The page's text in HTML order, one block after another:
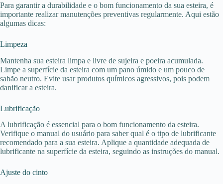
Para garantir a durabilidade e o bom funcionamento da sua esteira, é
importante realizar manutenções preventivas regularmente. Aqui estão
algumas dicas:
Limpeza
Mantenha sua esteira limpa e livre de sujeira e poeira acumulada.
Limpe a superfície da esteira com um pano úmido e um pouco de
sabão neutro. Evite usar produtos químicos agressivos, pois podem
danificar a esteira.
Lubrificação
A lubrificação é essencial para o bom funcionamento da esteira.
Verifique o manual do usuário para saber qual é o tipo de lubrificante
recomendado para a sua esteira. Aplique a quantidade adequada de
lubrificante na superfície da esteira, seguindo as instruções do manual.
Ajuste do cinto